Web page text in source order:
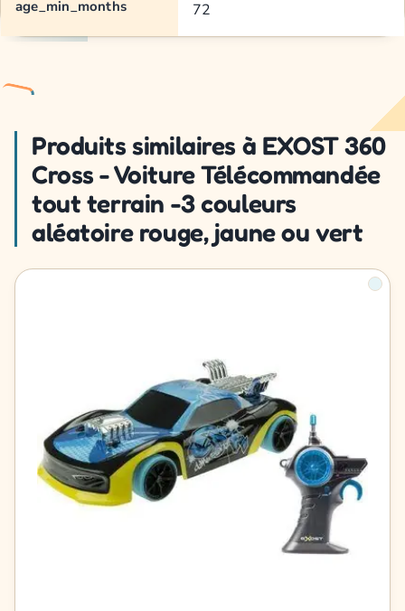
age_min_months 72
Produits similaires à EXOST 360
Cross - Voiture Télécommandée
tout terrain -3 couleurs
aléatoire rouge, jaune ou vert